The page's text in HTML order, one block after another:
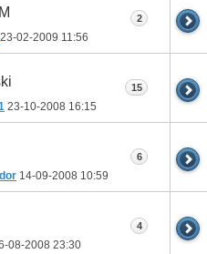
23-02-2009 11:56
2
23-10-2008 16:15
15
14-09-2008 10:59
6
08-2008 23:30
4